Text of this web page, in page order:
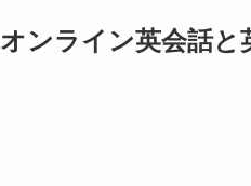
オンライン英会話と